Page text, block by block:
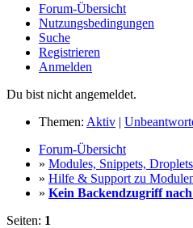
Forum-Übersicht
Nutzungsbedingungen
Suche
Registrieren
Anmelden
Du bist nicht angemeldet.
Themen: Aktiv |
Forum-Übersicht
» Modules, Snippets, Droplets
» Hilfe & Support zu
» Kein Backendzugriff
Seiten: 1